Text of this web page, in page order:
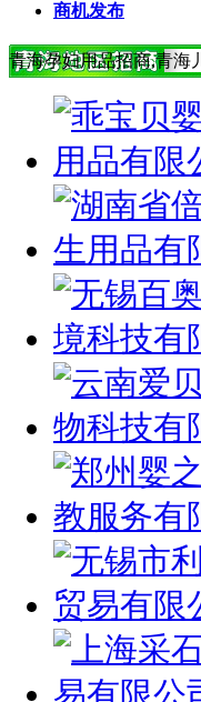
商机发布
青海孕妇用品招商,青海